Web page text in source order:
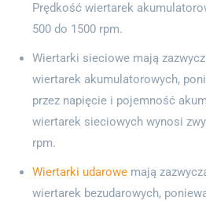
Prędkość wiertarek
500 do 1500 rpm.
Wiertarki sieciowe mają
wiertarek akumulatorowych,
przez napięcie i pojemność
wiertarek sieciowych wynosi
rpm.
Wiertarki udarowe mają
wiertarek bezudarowych,